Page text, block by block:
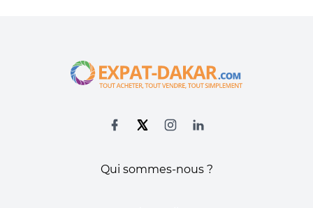
Qui sommes-nous ?